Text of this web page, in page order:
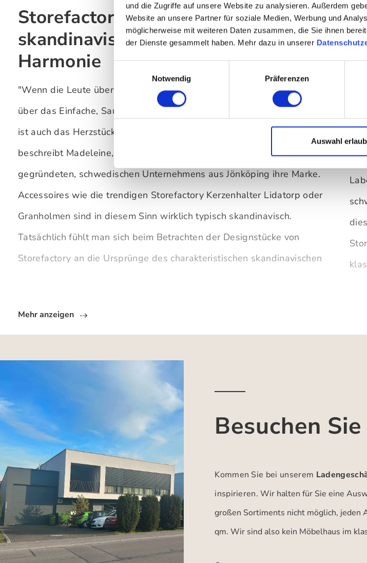
und die Zugriffe auf unsere Website zu analysieren. Außerdem
Website an unsere Partner für soziale Medien, Werbung und
möglicherweise mit weiteren Daten zusammen, die Sie ihnen
der Dienste gesammelt haben. Mehr dazu in unserer
Notwendig
Präferenzen
Auswahl
Storefactory – klassisches
skandinavisches Design für heimelige
Harmonie
"Wenn die Leute über skandinavisches Design sprechen, reden sie oft
über das Einfache, Saubere. Das, was unkünstlich und naturnah ist. Das
ist auch das Herzstück des Designs von Storefactory." Mit diesen Worten
beschreibt Madeleine, Chefdesignerin des jungen, im Jahr 2016
gegründeten, schwedischen Unternehmens aus Jönköping ihre Marke.
Accessoires wie die trendigen Storefactory Kerzenhalter Lidatorp oder
Granholmen sind in diesem Sinn wirklich typisch skandinavisch.
Tatsächlich fühlt man sich beim Betrachten der Designstücke von
Storefactory an die Ursprünge des charakteristischen skandinavischen
Mehr anzeigen
Besuchen
Kommen Sie bei unserem
inspirieren.Wir halten für Sie eine
großen Sortiments nicht möglich, jeden
qm. Wir sind also kein Möbelhaus im